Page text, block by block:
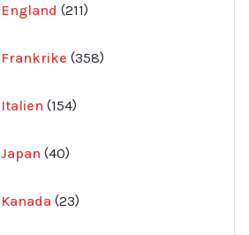
England 211
produkter
Frankrike 358
produkter
Italien 154
produkter
Japan 40
produkter
Kanada 23
produkter